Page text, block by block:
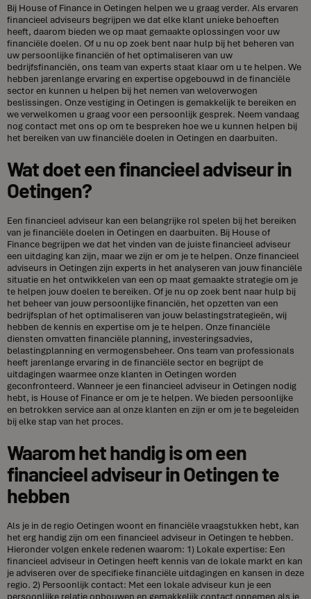
Bij House of Finance in Oetingen helpen we u graag verder. Als ervaren
financieel adviseurs begrijpen we dat elke klant unieke behoeften
heeft, daarom bieden we op maat gemaakte oplossingen voor uw
financiële doelen. Of u nu op zoek bent naar hulp bij het beheren van
uw persoonlijke financiën of het optimaliseren van uw
bedrijfsfinanciën, ons team van experts staat klaar om u te helpen. We
hebben jarenlange ervaring en expertise opgebouwd in de financiële
sector en kunnen u helpen bij het nemen van weloverwogen
beslissingen. Onze vestiging in Oetingen is gemakkelijk te bereiken en
we verwelkomen u graag voor een persoonlijk gesprek. Neem vandaag
nog contact met ons op om te bespreken hoe we u kunnen helpen bij
het bereiken van uw financiële doelen in Oetingen en daarbuiten.
Wat doet een financieel adviseur in
Oetingen?
Een financieel adviseur kan een belangrijke rol spelen bij het bereiken
van je financiële doelen in Oetingen en daarbuiten. Bij House of
Finance begrijpen we dat het vinden van de juiste financieel adviseur
een uitdaging kan zijn, maar we zijn er om je te helpen. Onze financieel
adviseurs in Oetingen zijn experts in het analyseren van jouw financiële
situatie en het ontwikkelen van een op maat gemaakte strategie om je
te helpen jouw doelen te bereiken. Of je nu op zoek bent naar hulp bij
het beheer van jouw persoonlijke financiën, het opzetten van een
bedrijfsplan of het optimaliseren van jouw belastingstrategieën, wij
hebben de kennis en expertise om je te helpen. Onze financiële
diensten omvatten financiële planning, investeringsadvies,
belastingplanning en vermogensbeheer. Ons team van professionals
heeft jarenlange ervaring in de financiële sector en begrijpt de
uitdagingen waarmee onze klanten in Oetingen worden
geconfronteerd. Wanneer je een financieel adviseur in Oetingen nodig
hebt, is House of Finance er om je te helpen. We bieden persoonlijke
en betrokken service aan al onze klanten en zijn er om je te begeleiden
bij elke stap van het proces.
Waarom het handig is om een
financieel adviseur in Oetingen te
hebben
Als je in de regio Oetingen woont en financiële vraagstukken hebt, kan
het erg handig zijn om een financieel adviseur in Oetingen te hebben.
Hieronder volgen enkele redenen waarom: 1) Lokale expertise: Een
financieel adviseur in Oetingen heeft kennis van de lokale markt en kan
je adviseren over de specifieke financiële uitdagingen en kansen in deze
regio. 2) Persoonlijk contact: Met een lokale adviseur kun je een
persoonlijke relatie opbouwen en gemakkelijk contact opnemen als je